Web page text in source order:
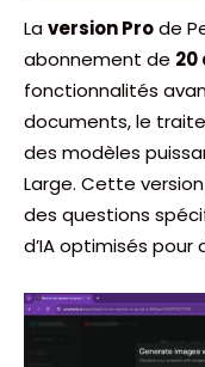
Laversion Prode
abonnement de 20
fonctionnalités
documents, le
des modèles
Large. Cette
des questions
d’IA optimisés